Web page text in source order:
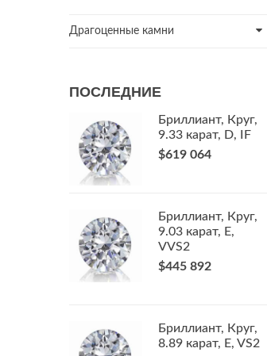
Драгоценные камни
ПОСЛЕДНИЕ
Бриллиант, Круг,
9.33 карат, D, IF
$619 064
Бриллиант, Круг,
9.03 карат, E,
VVS2
$445 892
Бриллиант, Круг,
8.89 карат, E, VS2